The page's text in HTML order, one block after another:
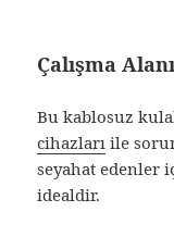
Çalışma
Bu kablosuz
cihazları ile
seyahat edenler
idealdir.